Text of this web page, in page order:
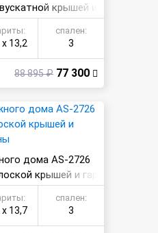
крышей и
х 13,2
спален:
3
88 895 ₽ 77 300
дома AS-2726
крышей и гар
х 13,7
спален:
3